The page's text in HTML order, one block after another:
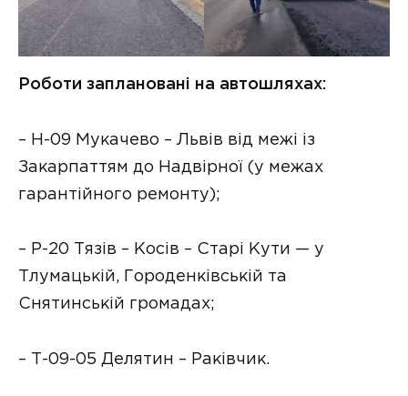
Роботи заплановані на автошляхах:
– Н-09 Мукачево – Львів від межі із
Закарпаттям до Надвірної (у межах
гарантійного ремонту);
– Р-20 Тязів – Косів – Старі Кути — у
Тлумацькій, Городенківській та
Снятинській громадах;
– Т-09-05 Делятин – Раківчик.